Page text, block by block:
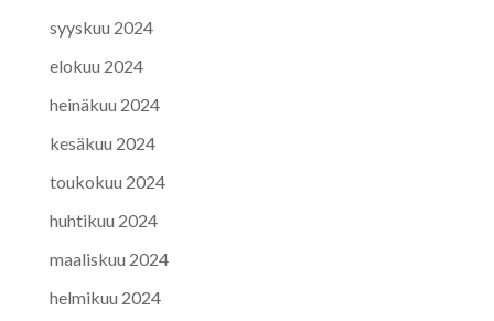
syyskuu 2024
elokuu 2024
heinäkuu 2024
kesäkuu 2024
toukokuu 2024
huhtikuu 2024
maaliskuu 2024
helmikuu 2024